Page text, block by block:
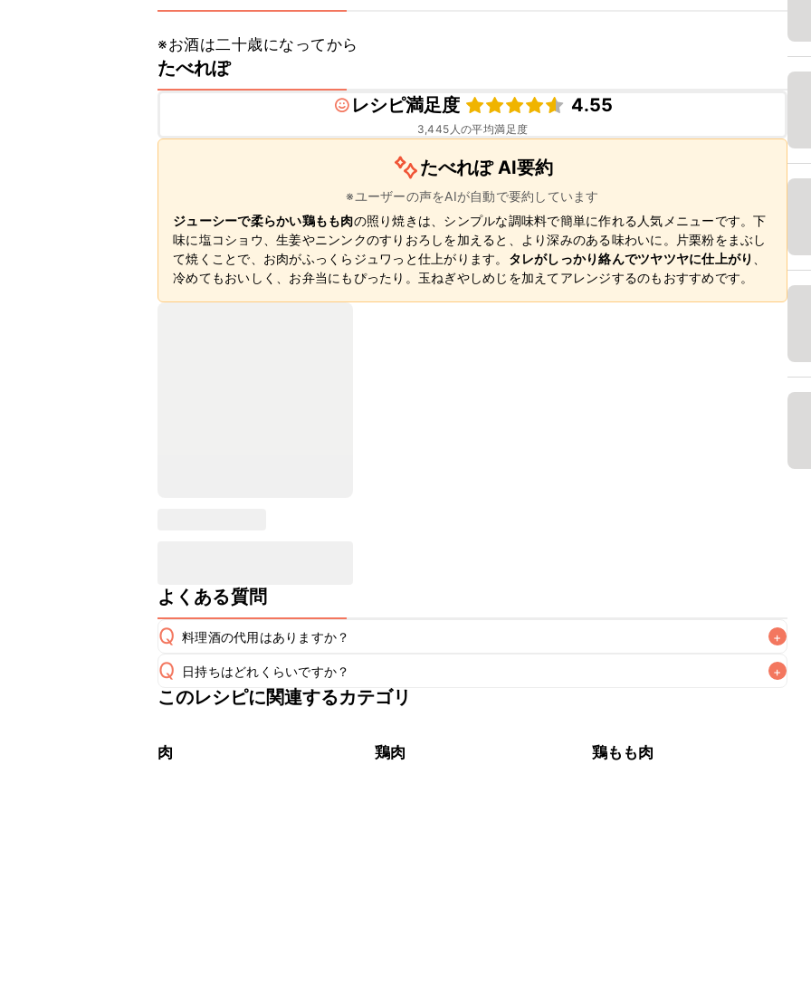
※お酒は二十歳になってから
たべれぽ
レシピ満足度
4.55
3,445 人の平均満足度
たべれぽ AI要約
※ユーザーの声をAIが自動で要約しています
ジューシーで柔らかい鶏もも肉の照り焼きは、シンプルな調味料で簡単に作れる人気メニューです。下
味に塩コショウ、生姜やニンンクのすりおろしを加えると、より深みのある味わいに。片栗粉をまぶし
て焼くことで、お肉がふっくらジュワっと仕上がります。 タレがしっかり絡んでツヤツヤに仕上がり
冷めてもおいしく、お弁当にもぴったり。玉ねぎやしめじを加えてアレンジするのもおすすめです。
よくある質問
Q 料理酒の代用はありますか？ +
A
Q 日持ちはどれくらいですか？ +
保存期間は冷蔵で翌日中が目安です。なるべくお早めにお召し上がりください。
このレシピに関連するカテゴリ
肉 鶏肉 鶏もも肉